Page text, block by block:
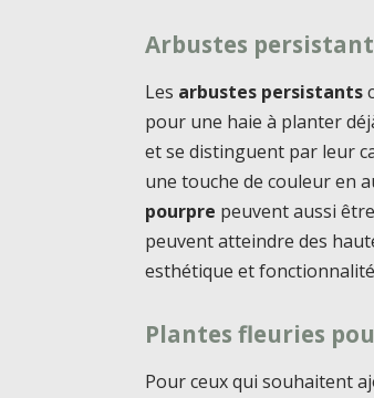
Arbustes
Les arbustes persistants
pour une haie à planter
et se distinguent par leur
une touche de couleur en
pourpre peuvent aussi
peuvent atteindre des
esthétique et
Plantes fleuries
Pour ceux qui souhaitent